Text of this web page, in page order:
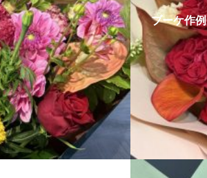
ブーケ作例